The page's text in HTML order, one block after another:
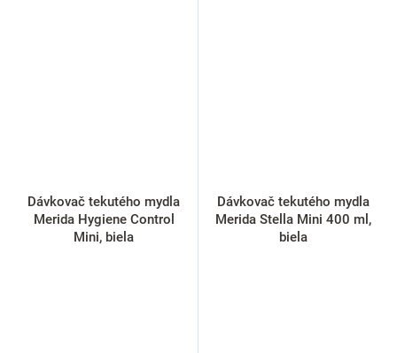
Dávkovač tekutého mydla
Merida Hygiene Control
Mini, biela
Dávkovač tekutého mydla
Merida Stella Mini 400 ml,
biela